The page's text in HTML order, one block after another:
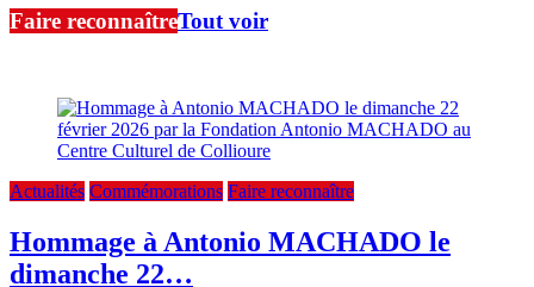
Faire reconnaîtreTout voir
Actualités Commémorations Faire reconnaître
Hommage à Antonio MACHADO le
dimanche 22…